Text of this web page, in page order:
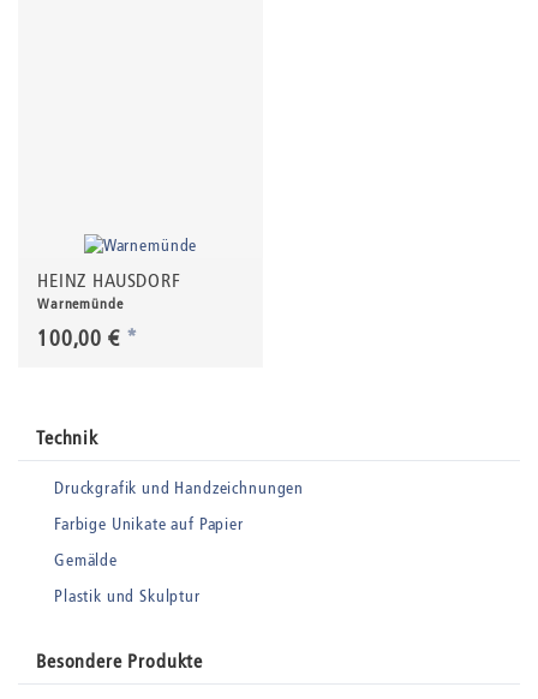
HEINZ HAUSDORF
Warnemünde
100,00 € *
Technik
Druckgrafik und Handzeichnungen
Farbige Unikate auf Papier
Gemälde
Plastik und Skulptur
Besondere Produkte